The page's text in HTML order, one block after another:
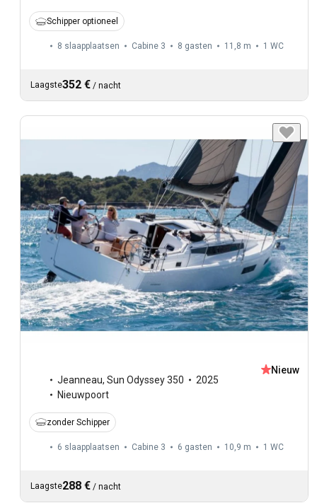
Schipper optioneel
8 slaapplaatsen Cabine 3 8 gasten 11,8 m 1 WC
Laagste352 € / nacht
Jeanneau, Sun Odyssey 350
2025
Nieuwpoort
Nieuw
zonder Schipper
6 slaapplaatsen Cabine 3 6 gasten 10,9 m 1 WC
Laagste288 € / nacht